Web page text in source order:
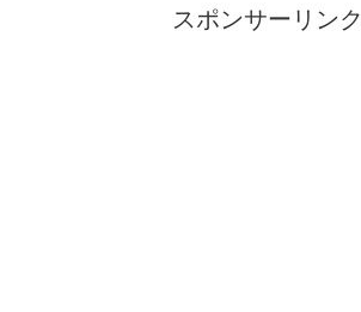
スポンサーリンク